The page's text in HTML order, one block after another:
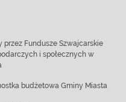
przez Fundusze Szwajcarskie
i społecznych w
budżetowa Gminy Miasta